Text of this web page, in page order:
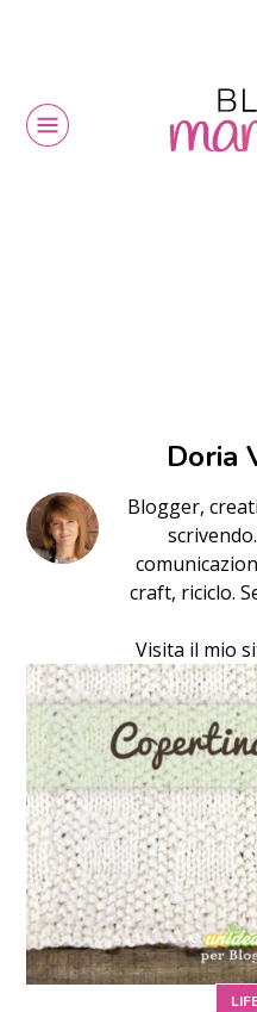
Doria
Blogger,
craft, riciclo.
Visita il mio